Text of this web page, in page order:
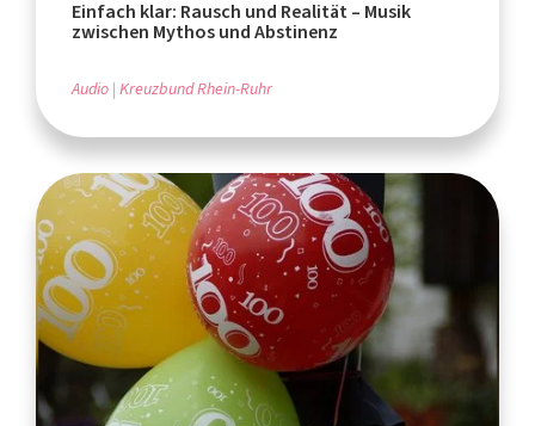
Einfach klar: Rausch und Realität – Musik
zwischen Mythos und Abstinenz
Audio Kreuzbund Rhein-Ruhr